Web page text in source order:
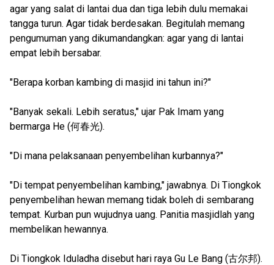
agar yang salat di lantai dua dan tiga lebih dulu memakai
tangga turun. Agar tidak berdesakan. Begitulah memang
pengumuman yang dikumandangkan: agar yang di lantai
empat lebih bersabar.
"Berapa korban kambing di masjid ini tahun ini?"
"Banyak sekali. Lebih seratus," ujar Pak Imam yang
bermarga He (何春光).
"Di mana pelaksanaan penyembelihan kurbannya?"
"Di tempat penyembelihan kambing," jawabnya. Di Tiongkok
penyembelihan hewan memang tidak boleh di sembarang
tempat. Kurban pun wujudnya uang. Panitia masjidlah yang
membelikan hewannya.
Di Tiongkok Iduladha disebut hari raya Gu Le Bang (古尔邦).